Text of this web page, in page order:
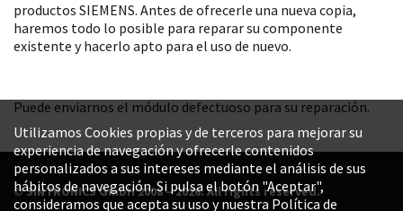
productos SIEMENS. Antes de ofrecerle una nueva copia,
haremos todo lo posible para reparar su componente
existente y hacerlo apto para el uso de nuevo.
Puede enviarnos el módulo defectuoso para su reparación.
© SINTRONICS GmbH 2008 – 2026. All rights reserved.
Utilizamos Cookies propias y de terceros para mejorar su
experiencia de navegación y ofrecerle contenidos
personalizados a sus intereses mediante el análisis de sus
hábitos de navegación. Si pulsa el botón "Aceptar",
consideramos que acepta su uso y nuestra Política de